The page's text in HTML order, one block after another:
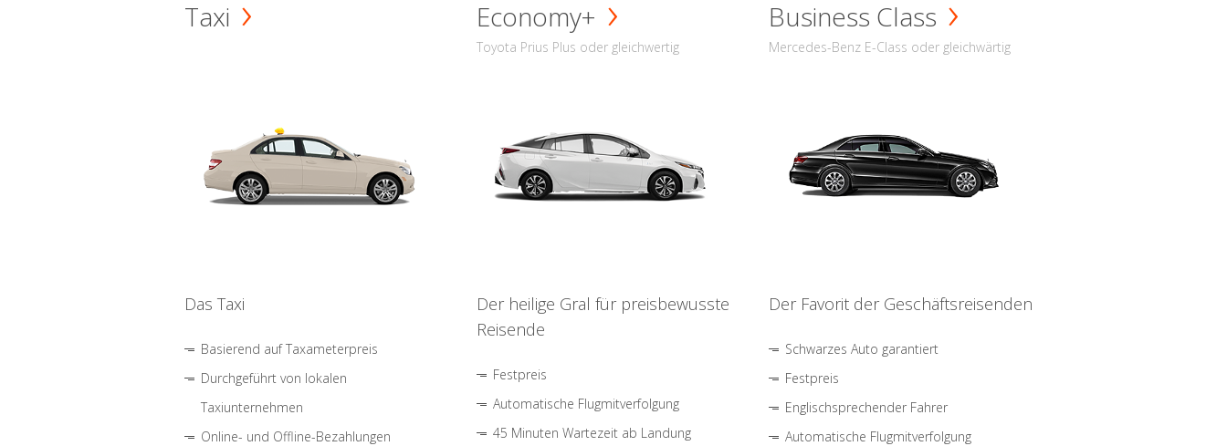
Taxi
Das Taxi
Basierend auf Taxameterpreis
Durchgeführt von lokalen
Taxiunternehmen
Online- und Offline-Bezahlungen
Economy+
Toyota Prius Plus oder gleichwertig
Der heilige Gral für preisbewusste
Reisende
Festpreis
Automatische Flugmitverfolgung
45 Minuten Wartezeit ab Landung
Business Class
Mercedes-Benz E-Class oder gleichwärtig
Der Favorit der Geschäftsreisenden
Schwarzes Auto garantiert
Festpreis
Englischsprechender Fahrer
Automatische Flugmitverfolgung